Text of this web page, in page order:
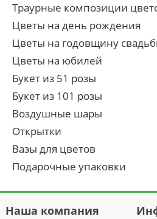
Траурные композиции
Цветы на день рождения
Цветы на годовщину
Цветы на юбилей
Букет из 51 розы
Букет из 101 розы
Воздушные шары
Открытки
Вазы для цветов
Подарочные упаковки
Наша компания